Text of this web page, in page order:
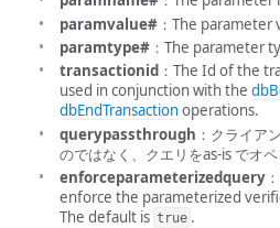
paramvalue# ：The parameter
paramtype# ：The parameter
transactionid ：The Id of the
used in conjunction with the
dbEndTransactionoperations.
querypassthrough ：クライア
のではなく、クエリをas-is でオペ
enforceparameterizedquery
enforce the parameterized
The default is true .